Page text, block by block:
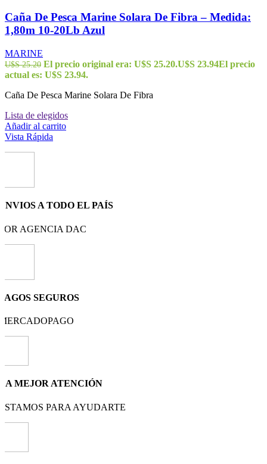
Caña De Pesca Marine Solara De Fibra – Medida:
1,80m 10-20Lb Azul
MARINE
U$S25.20 El precio original era: U$S 25.20.U$S 23.94El precio
actual es: U$S 23.94.
Caña De Pesca Marine Solara De Fibra
Lista de elegidos
Añadir al carrito
Vista Rápida
A TODO EL PAÍS
AGENCIA DAC
SEGUROS
MEJOR ATENCIÓN
PARA AYUDARTE